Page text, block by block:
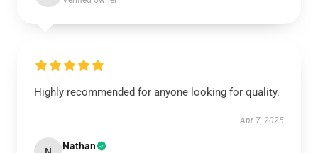
Highly recommended for anyone looking for quality.
Apr 7, 2025
Nathan